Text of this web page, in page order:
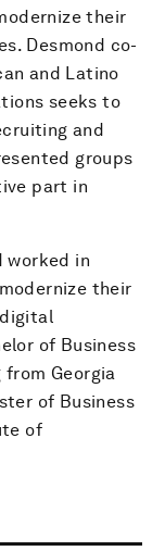
their
Desmond co-
and Latino
seeks to
and
groups
part in
worked in
their
of Business
Georgia
of Business
of